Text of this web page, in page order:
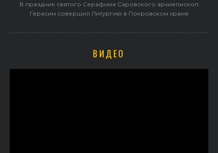
В праздник святого Серафима Саровского архиепископ
Герасим совершил Литургию в Покровском храме
ВИДЕО